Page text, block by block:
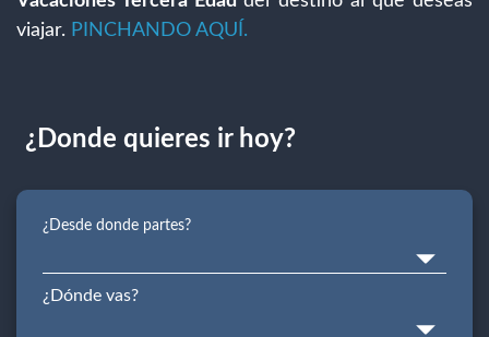
viajar. PINCHANDO AQUÍ.
¿Donde quieres ir hoy?
¿Desde donde partes?
¿Dónde vas?